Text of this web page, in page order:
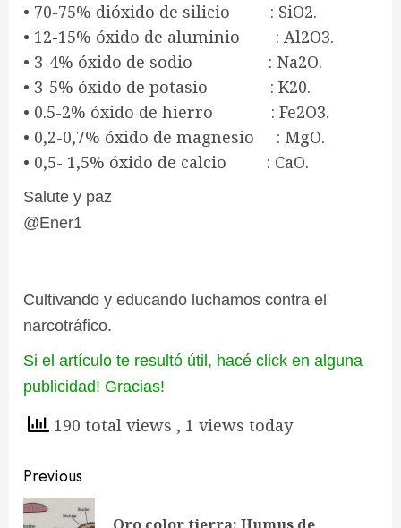
• 70-75% dióxido de silicio : SiO2.
• 12-15% óxido de aluminio : Al2O3.
• 3-4% óxido de sodio : Na2O.
• 3-5% óxido de potasio : K20.
• 0.5-2% óxido de hierro : Fe2O3.
• 0,2-0,7% óxido de magnesio : MgO.
• 0,5- 1,5% óxido de calcio : CaO.
Salute y paz
@Ener1
Cultivando y educando luchamos contra el
narcotráfico.
Si el artículo te resultó útil, hacé click en alguna
publicidad! Gracias!
190 total views , 1 views today
Continue
Reading
Previous